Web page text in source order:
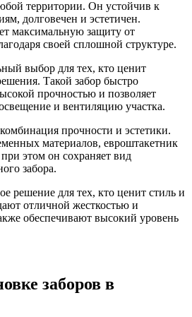
территории. Он устойчив к
долговечен и эстетичен.
максимальную защиту от
своей сплошной структуре.
выбор для тех, кто ценит
Такой забор быстро
прочностью и позволяет
и вентиляцию участка.
прочности и эстетики.
материалов, евроштакетник
этом он сохраняет вид
забора.
решение для тех, кто ценит стиль и
отличной жесткостью и
обеспечивают высокий уровень
заборов в